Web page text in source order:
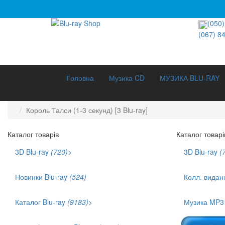
(067)
Головна Музика CD МУЗИКА BLU-RAY
Король Талси (1-3 секунд) [3 Blu-ray]
Каталог товарів
3D Blu-ray (720)>
Новинки Blu-ray (524)
Каталог Blu-ray (9183)>
Каталог
3D Blu-ray
Колл.
Музика MP3